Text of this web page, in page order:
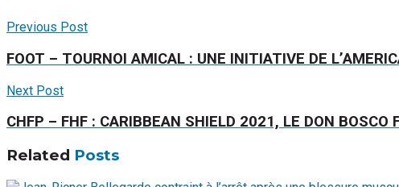
Previous Post
FOOT – TOURNOI AMICAL : UNE INITIATIVE DE
Next Post
CHFP – FHF : CARIBBEAN SHIELD 2021, LE DON BOSCO
Related Posts